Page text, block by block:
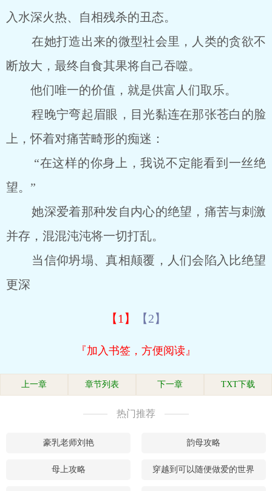
入水深火热、自相残杀的丑态。
在她打造出来的微型社会里，人类的贪欲不
断放大，最终自食其果将自己吞噬。
他们唯一的价值，就是供富人们取乐。
程晚宁弯起眉眼，目光黏连在那张苍白的脸
上，怀着对痛苦畸形的痴迷：
“在这样的你身上，我说不定能看到一丝绝
望。”
她深爱着那种发自内心的绝望，痛苦与刺激
并存，混混沌沌将一切打乱。
当信仰坍塌、真相颠覆，人们会陷入比绝望
更深
【1】 【2】
『加入书签，方便阅读』
上一章 章节列表 下一章 TXT下载
热门推荐
豪乳老师刘艳 韵母攻略
母上攻略 穿越到可以随便做爱的世界